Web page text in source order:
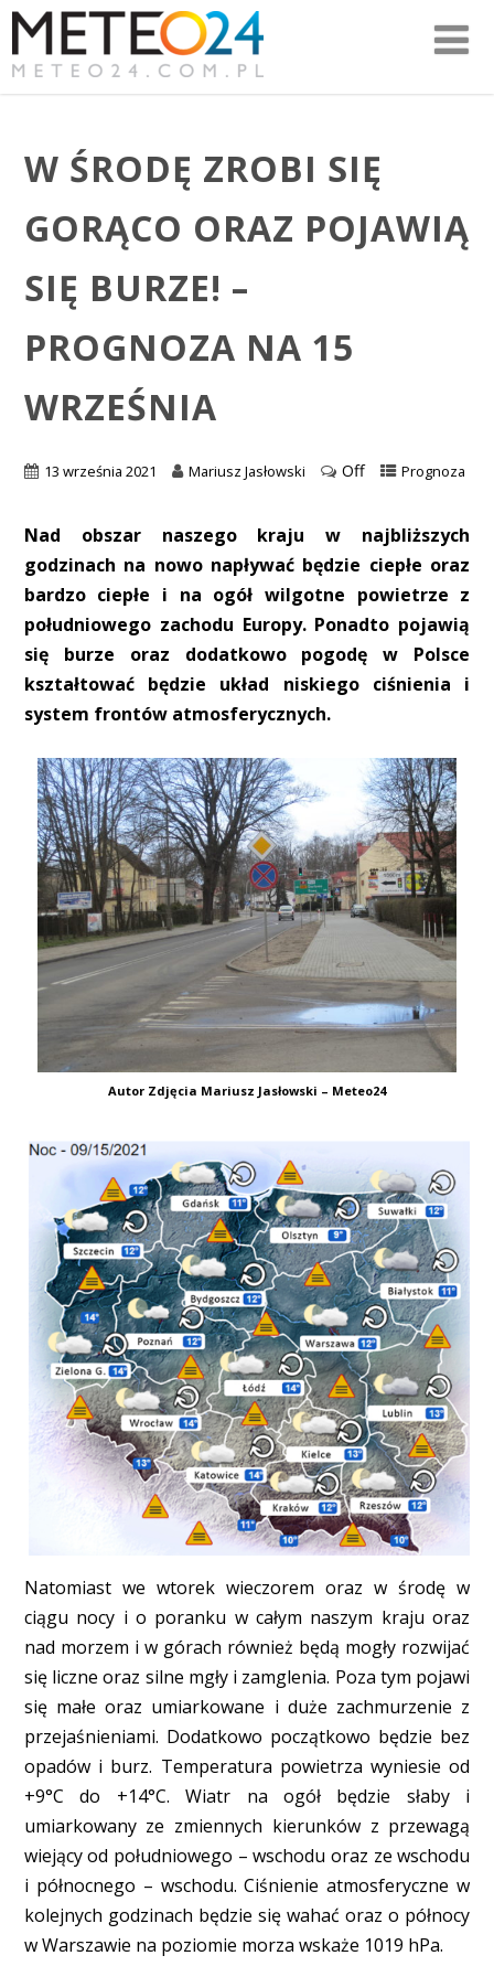
W ŚRODĘ ZROBI SIĘ
GORĄCO ORAZ POJAWIĄ
SIĘ BURZE! –
PROGNOZA NA 15
WRZEŚNIA
13 września 2021 Mariusz Jasłowski Off Prognoza
Nad obszar naszego kraju w najbliższych
godzinach na nowo napływać będzie ciepłe oraz
bardzo ciepłe i na ogół wilgotne powietrze z
południowego zachodu Europy. Ponadto pojawią
się burze oraz dodatkowo pogodę w Polsce
kształtować będzie układ niskiego ciśnienia i
system frontów atmosferycznych.
Autor Zdjęcia Mariusz Jasłowski – Meteo24
Natomiast we wtorek wieczorem oraz w środę w
ciągu nocy i o poranku w całym naszym kraju oraz
nad morzem i w górach również będą mogły rozwijać
się liczne oraz silne mgły i zamglenia. Poza tym pojawi
się małe oraz umiarkowane i duże zachmurzenie z
przejaśnieniami. Dodatkowo początkowo będzie bez
opadów i burz. Temperatura powietrza wyniesie od
+9°C do +14°C. Wiatr na ogół będzie słaby i
umiarkowany ze zmiennych kierunków z przewagą
wiejący od południowego – wschodu oraz ze wschodu
i północnego – wschodu. Ciśnienie atmosferyczne w
kolejnych godzinach będzie się wahać oraz o północy
w Warszawie na poziomie morza wskaże 1019 hPa.